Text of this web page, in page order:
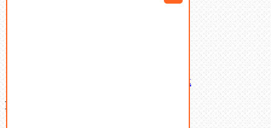
Латунный и бронзовый крепеж
Ваша корзина